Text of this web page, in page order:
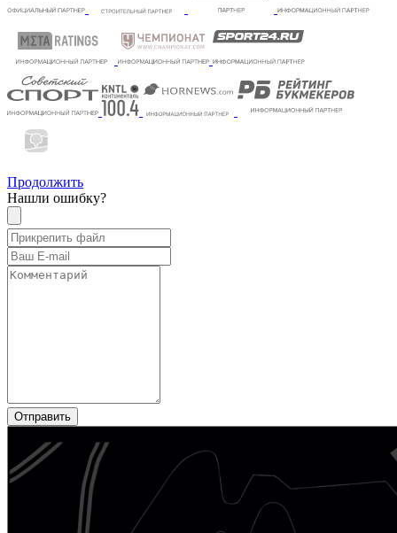
Продолжить
Нашли ошибку?